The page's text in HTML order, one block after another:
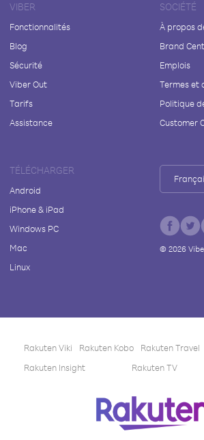
VIBER
Fonctionnalités
Blog
Sécurité
Viber Out
Tarifs
Assistance
SOCIÉTÉ
À propos
Brand
Emplois
Termes et
Politique
Customer
TÉLÉCHARGER
Android
iPhone & iPad
Windows PC
Mac
Linux
© 2026
Rakuten Viki Rakuten Kobo Rakuten Travel
Rakuten Insight
Rakuten TV